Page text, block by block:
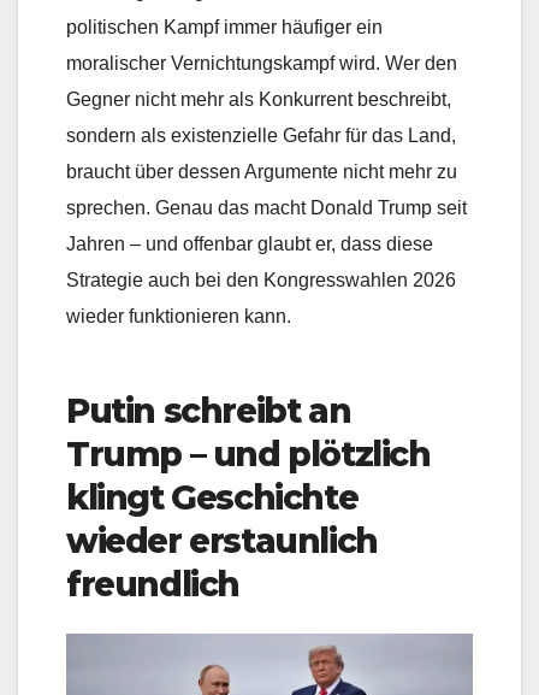
politischen Kampf immer häufiger ein
moralischer Vernichtungskampf wird. Wer den
Gegner nicht mehr als Konkurrent beschreibt,
sondern als existenzielle Gefahr für das Land,
braucht über dessen Argumente nicht mehr zu
sprechen. Genau das macht Donald Trump seit
Jahren – und offenbar glaubt er, dass diese
Strategie auch bei den Kongresswahlen 2026
wieder funktionieren kann.
Putin schreibt an
Trump – und plötzlich
klingt Geschichte
wieder erstaunlich
freundlich